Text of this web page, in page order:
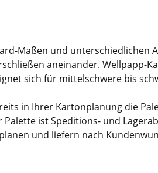
Maßen und unterschiedlichen
aneinander.
sich für mittelschwere bis
in Ihrer Kartonplanung die
ist Speditions- und
und liefern nach